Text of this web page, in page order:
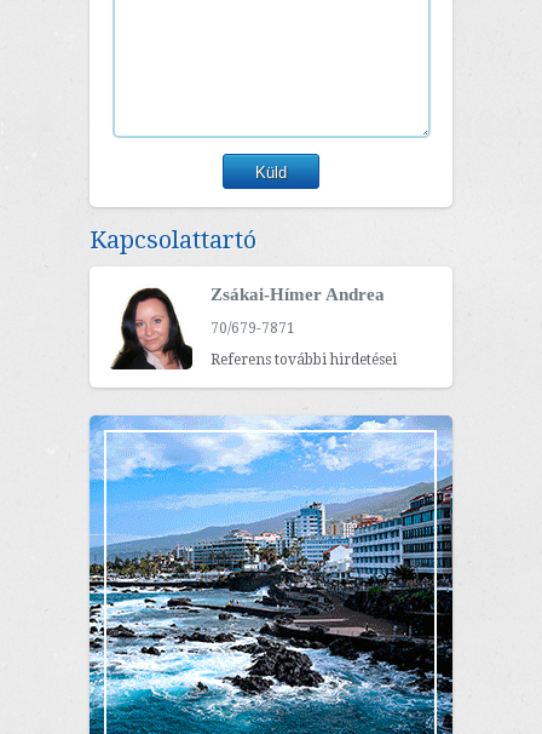
Kapcsolattartó
Zsákai-Hímer Andrea
70/679-7871
Referens további hirdetései